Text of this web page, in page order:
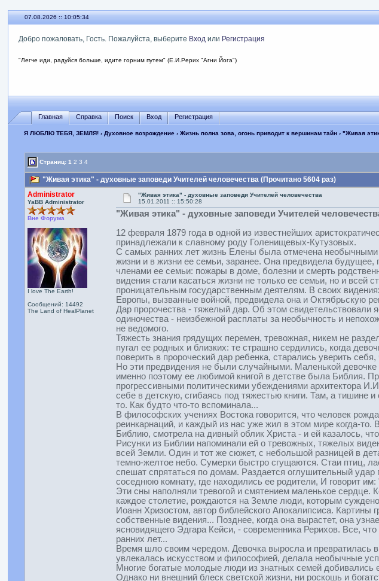
07.08.2026 :: 10:05:35
Добро пожаловать, Гость. Пожалуйста, выберите Вход или Регистрация
"Легче иди, радуйся больше, идите горним путем" (Е.И.Рерих "Агни Йога")
Главная Справка Поиск Вход Регистрация
Я ЛЮБЛЮ ТЕБЯ, ЗЕМЛЯ! ›Духовное возрождение ›Жизнь полна зова, огонь приводит к вершинам тайн › "Живая
Страниц: 1 2 3 4
"Живая этика" - духовные заповеди Учителей человечества (Прочитано 5604 раз)
Administrator
YaBB Administrator
Вне Форума
I love The Earth!
Сообщений: 14492
The Land of HealPlanet
"Живая этика" - духовные заповеди Учителей человечества
15.01.2011 :: 15:50:28
"Живая этика" - духовные заповеди Учителей
12 февраля 1879 года в одной из известнейших
принадлежали к славному роду Голенищевых-Кутузовых.
С самых ранних лет жизнь Елены была отмечена
жизни и в жизни ее семьи, заранее. Она предвидела
членами ее семьи: пожары в доме, болезни и смерть
видения стали касаться жизни не только ее семьи, но и
проницательным государственным деятелям. В своих
Европы, вызванные войной, предвидела она и Октябрьскую
Дар пророчества - тяжелый дар. Об этом свидетельствовали
одиночества - неизбежной расплаты за необычность и
не ведомого.
Тяжесть знания грядущих перемен, тревожная, никем не
пугал ее родных и близких: те страшно сердились, когда
поверить в пророческий дар ребенка, старались уверить
Но эти предвидения не были случайными. Маленькой
именно поэтому ее любимой книгой в детстве была Библия.
прогрессивными политическими убеждениями архитектора
себе в детскую, сгибаясь под тяжестью книги. Там, а тишине
то. Как будто что-то вспоминала...
В философских учениях Востока говорится, что человек
реинкарнаций, и каждый из нас уже жил в этом мире когда-
Библию, смотрела на дивный облик Христа - и ей казалось,
Рисунки из Библии напоминали ей о тревожных, тяжелых
всей Земли. Один и тот же сюжет, с небольшой разницей в
темно-желтое небо. Сумерки быстро сгущаются. Стаи птиц,
спешат спрятаться по домам. Раздается оглушительный удар
соседнюю комнату, где находились ее родители, И говорит
Эти сны наполняли тревогой и смятением маленькое сердце.
каждое столетие, рождаются на Земле люди, которым
Иоанн Хризостом, автор библейского Апокалипсиса. Картины
собственные видения... Позднее, когда она вырастет, она
ясновидящего Эдгара Кейси, - современника Рерихов. Все,
ранних лет...
Время шло своим чередом. Девочка выросла и превратилась
увлекалась искусством и философией, делала необычные
Многие богатые молодые люди из знатных семей добивались
Однако ни внешний блеск светской жизни, ни роскошь и